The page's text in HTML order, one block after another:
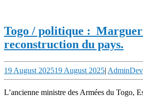
Togo / politique :
reconstruction du pays.
19 August 202519 August 2025| AdminDev
L’ancienne ministre des Armées du